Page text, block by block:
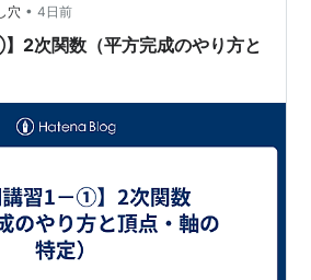
公式 ✏️ 例4：2次方程式の解法 📝
2…
穴 • 4日前
2次関数（平方完成のやり方と